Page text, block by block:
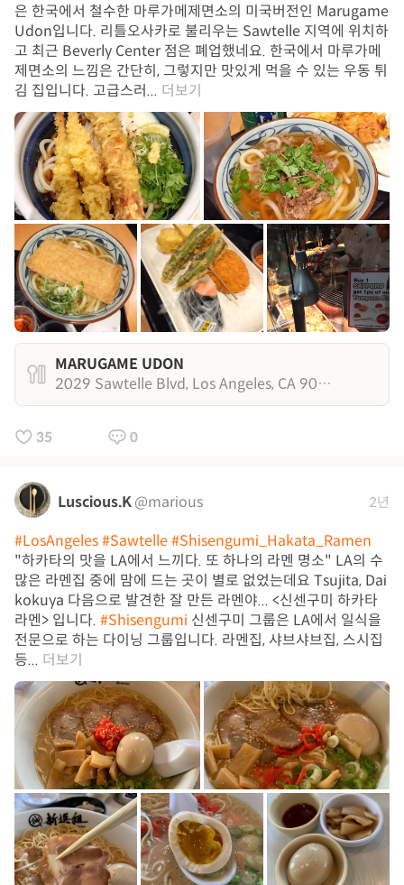
은 한국에서 철수한 마루가메제면소의 미국버전인 Marugame
Udon입니다. 리틀오사카로 불리우는 Sawtelle 지역에 위치하
고 최근 Beverly Center 점은 폐업했네요. 한국에서 마루가메
제면소의 느낌은 간단히, 그렇지만 맛있게 먹을 수 있는 우동 튀
김 집입니다. 고급스러... 더보기
MARUGAME UDON
2029 Sawtelle Blvd, Los Angeles, CA 90025
35 0
Luscious.K@marious 2년
#LosAngeles#Sawtelle#Shisengumi_Hakata_Ramen
"하카타의 맛을 LA에서 느끼다. 또 하나의 라멘 명소" LA의 수
많은 라멘집 중에 맘에 드는 곳이 별로 없었는데요 Tsujita, Dai
kokuya 다음으로 발견한 잘 만든 라멘야... <신센구미 하카타
라멘> 입니다. #Shisengumi 신센구미 그룹은 LA에서 일식을
전문으로 하는 다이닝 그룹입니다. 라멘집, 샤브샤브집, 스시집
등... 더보기